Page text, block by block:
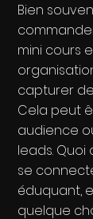
Bien
mini cours
capturer
Cela peut
audience
leads. Quoi
se
éduquant,
quelque